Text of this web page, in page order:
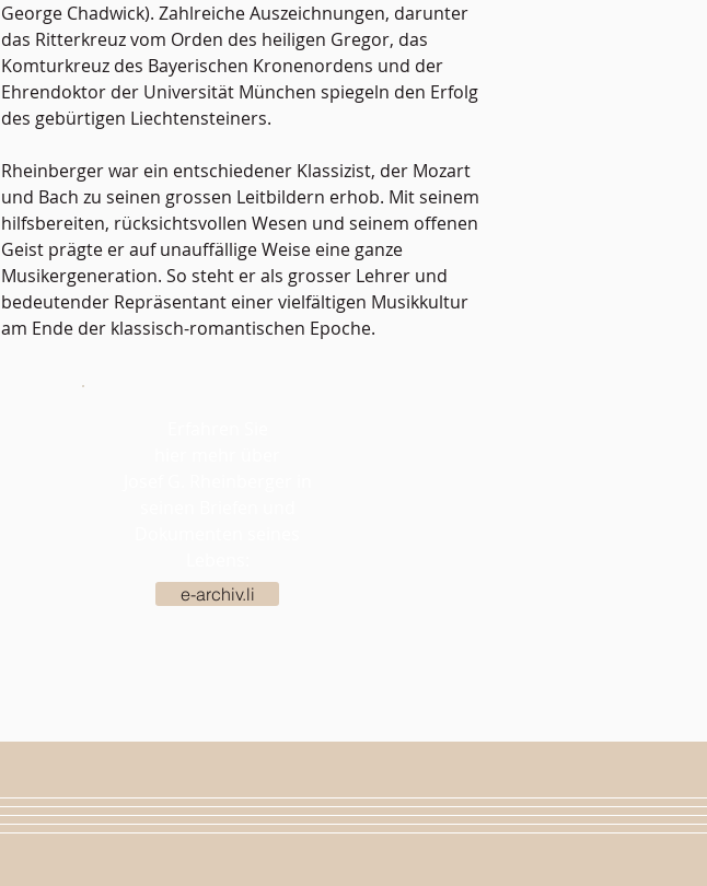
George Chadwick). Zahlreiche Auszeichnungen, darunter
das Ritterkreuz vom Orden des heiligen Gregor, das
Komturkreuz des Bayerischen Kronenordens und der
Ehrendoktor der Universität München spiegeln den Erfolg
des gebürtigen Liechtensteiners.
Rheinberger war ein entschiedener Klassizist, der Mozart
und Bach zu seinen grossen Leitbildern erhob. Mit seinem
hilfsbereiten, rücksichtsvollen Wesen und seinem offenen
Geist prägte er auf unauffällige Weise eine ganze
Musikergeneration. So steht er als grosser Lehrer und
bedeutender Repräsentant einer vielfältigen Musikkultur
am Ende der klassisch-romantischen Epoche.
e-archiv.li